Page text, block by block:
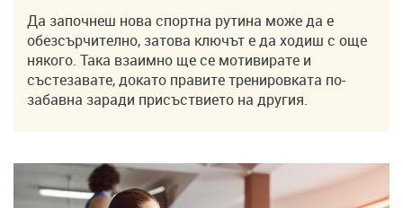
Да започнеш нова спортна рутина може да е
обезсърчително, затова ключът е да ходиш с още
някого. Така взаимно ще се мотивирате и
състезавате, докато правите тренировката по-
забавна заради присъствието на другия.